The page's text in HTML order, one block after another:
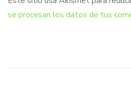
se procesan los datos de tus